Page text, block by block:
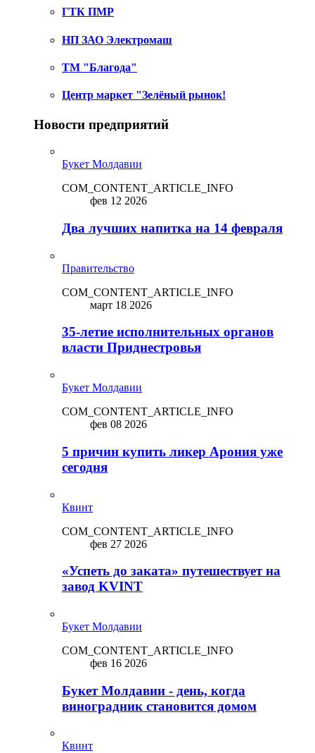
ГТК ПМР
НП ЗАО Электромаш
ТМ "Благода"
Центр маркет "Зелёный рынок!
Новости предприятий
Букет Молдавии
COM_CONTENT_ARTICLE_INFO
фев 12 2026
Два лучших напитка на 14 февраля
Правительство
COM_CONTENT_ARTICLE_INFO
март 18 2026
35-летие исполнительных органов
власти Приднестровья
Букет Молдавии
COM_CONTENT_ARTICLE_INFO
фев 08 2026
5 причин купить ликep Арония уже
сегодня
Квинт
COM_CONTENT_ARTICLE_INFO
фев 27 2026
«Успеть до заката» путешествует на
завод KVINT
Букет Молдавии
COM_CONTENT_ARTICLE_INFO
фев 16 2026
Букет Молдавии - день, когда
виноградник становится домом
Квинт